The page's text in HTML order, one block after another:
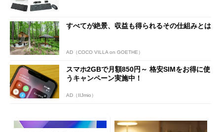
すべてが絶景、収益も得られるその仕組みとは
AD（COCO VILLA on GOETHE）
スマホ2GBで月額850円～ 格安SIMをお得に使
うキャンペーン実施中！
AD（IIJmio）